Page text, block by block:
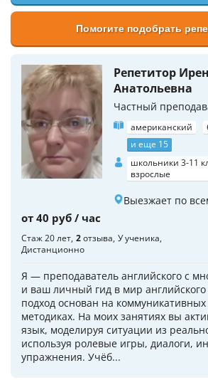
Помогите подобрать
Репетитор
Анатольевна
Частный
американский
и еще 15
школьники 3-11
взрослые
Выезжает по
от 40 руб / час
Стаж 20 лет 2отзыва У ученика
Дистанционно
Я — преподаватель английского с
и ваш личный гид в мир
подход основан на
методиках. На моих занятиях вы
язык, моделируя ситуации из
используя ролевые игры, диалоги,
упражнения. Учёб...